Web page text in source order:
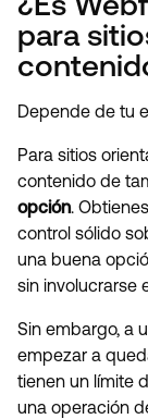
para
Depende de tu
Para sitios
contenido de
opción.
control sólido
una buena
sin involucrarse
Sin embargo, a
empezar a
tienen un límite
una operación